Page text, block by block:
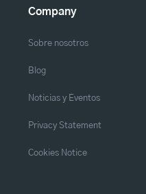
Company
Sobre nosotros
Blog
Noticias y Eventos
Privacy Statement
Cookies Notice